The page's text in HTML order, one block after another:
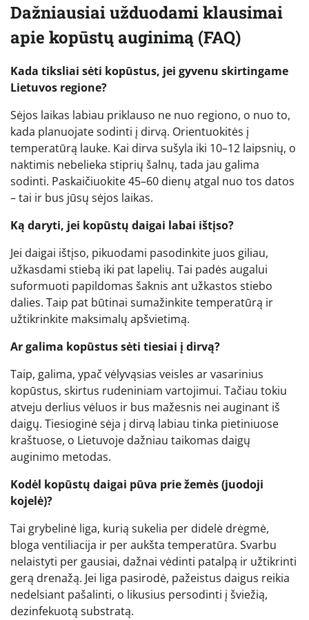
Dažniausiai užduodami klausimai
apie kopūstų auginimą (FAQ)
Kada tiksliai sėti kopūstus, jei gyvenu skirtingame
Lietuvos regione?
Sėjos laikas labiau priklauso ne nuo regiono, o nuo to,
kada planuojate sodinti į dirvą. Orientuokitės į
temperatūrą lauke. Kai dirva sušyla iki 10–12 laipsnių, o
naktimis nebelieka stiprių šalnų, tada jau galima
sodinti. Paskaičiuokite 45–60 dienų atgal nuo tos datos
– tai ir bus jūsų sėjos laikas.
Ką daryti, jei kopūstų daigai labai ištįso?
Jei daigai ištįso, pikuodami pasodinkite juos giliau,
užkasdami stiebą iki pat lapelių. Tai padės augalui
suformuoti papildomas šaknis ant užkastos stiebo
dalies. Taip pat būtinai sumažinkite temperatūrą ir
užtikrinkite maksimalų apšvietimą.
Ar galima kopūstus sėti tiesiai į dirvą?
Taip, galima, ypač vėlyvąsias veisles ar vasarinius
kopūstus, skirtus rudeniniam vartojimui. Tačiau tokiu
atveju derlius vėluos ir bus mažesnis nei auginant iš
daigų. Tiesioginė sėja į dirvą labiau tinka pietiniuose
kraštuose, o Lietuvoje dažniau taikomas daigų
auginimo metodas.
Kodėl kopūstų daigai pūva prie žemės (juodoji
kojelė)?
Tai grybelinė liga, kurią sukelia per didelė drėgmė,
bloga ventiliacija ir per aukšta temperatūra. Svarbu
nelaistyti per gausiai, dažnai vėdinti patalpą ir užtikrinti
gerą drenažą. Jei liga pasirodė, pažeistus daigus reikia
nedelsiant pašalinti, o likusius persodinti į šviežią,
dezinfekuotą substratą.